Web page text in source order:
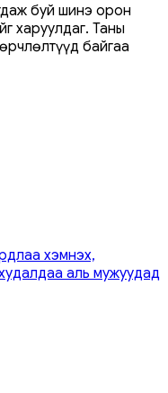
буй шинэ орон
харуулдаг. Таны
байгаа
хэмнэх,
аль мужуудад